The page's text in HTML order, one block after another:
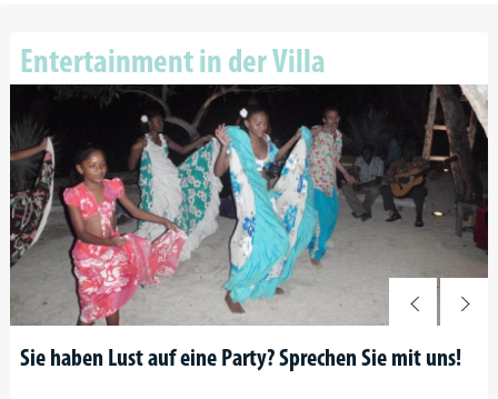
Entertainment in der Villa
Sie haben Lust auf eine Party? Sprechen Sie mit uns!